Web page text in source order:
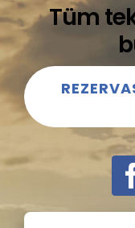
Tüm